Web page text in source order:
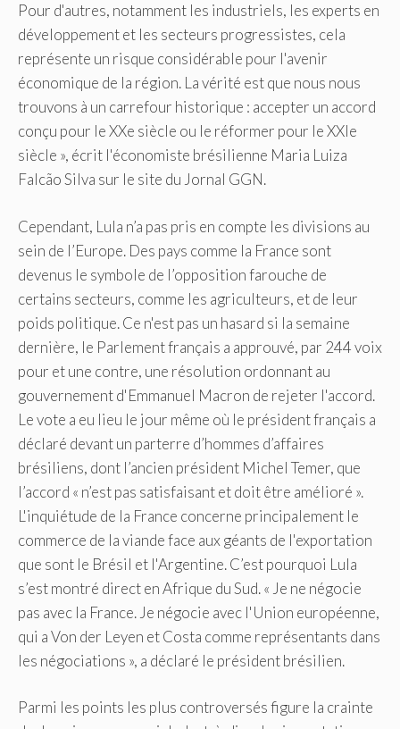
Pour d'autres, notamment les industriels, les experts en
développement et les secteurs progressistes, cela
représente un risque considérable pour l'avenir
économique de la région. La vérité est que nous nous
trouvons à un carrefour historique : accepter un accord
conçu pour le XXe siècle ou le réformer pour le XXIe
siècle », écrit l'économiste brésilienne Maria Luiza
Falcão Silva sur le site du Jornal GGN.
Cependant, Lula n’a pas pris en compte les divisions au
sein de l’Europe. Des pays comme la France sont
devenus le symbole de l’opposition farouche de
certains secteurs, comme les agriculteurs, et de leur
poids politique. Ce n'est pas un hasard si la semaine
dernière, le Parlement français a approuvé, par 244 voix
pour et une contre, une résolution ordonnant au
gouvernement d'Emmanuel Macron de rejeter l'accord.
Le vote a eu lieu le jour même où le président français a
déclaré devant un parterre d’hommes d’affaires
brésiliens, dont l’ancien président Michel Temer, que
l’accord « n’est pas satisfaisant et doit être amélioré ».
L'inquiétude de la France concerne principalement le
commerce de la viande face aux géants de l'exportation
que sont le Brésil et l'Argentine. C’est pourquoi Lula
s’est montré direct en Afrique du Sud. « Je ne négocie
pas avec la France. Je négocie avec l'Union européenne,
qui a Von der Leyen et Costa comme représentants dans
les négociations », a déclaré le président brésilien.
Parmi les points les plus controversés figure la crainte